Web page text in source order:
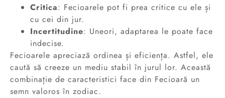
Critica: Fecioarele pot fi prea critice cu ele și
cu cei din jur.
Incertitudine: Uneori, adaptarea le poate face
indecise.
Fecioarele apreciază ordinea și eficiența. Astfel, ele
caută să creeze un mediu stabil în jurul lor. Această
combinație de caracteristici face din Fecioară un
semn valoros în zodiac.